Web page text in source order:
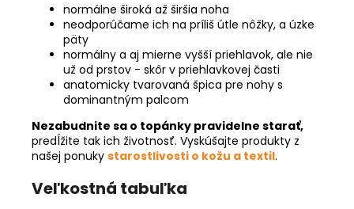
normálne široká až širšia noha
neodporúčame ich na príliš útle nôžky, a úzke
päty
normálny a aj mierne vyšší priehlavok, ale nie
už od prstov - skôr v priehlavkovej časti
anatomicky tvarovaná špica pre nohy s
dominantným palcom
Nezabudnite sa o topánky pravidelne starať,
predĺžite tak ich životnosť. Vyskúšajte produkty z
našej ponuky starostlivosti o kožu a textil.
Veľkostná tabuľka